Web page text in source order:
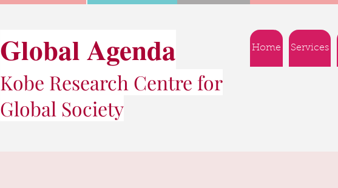
Global Agenda
Kobe Research Centre for
Global Society
Home Services